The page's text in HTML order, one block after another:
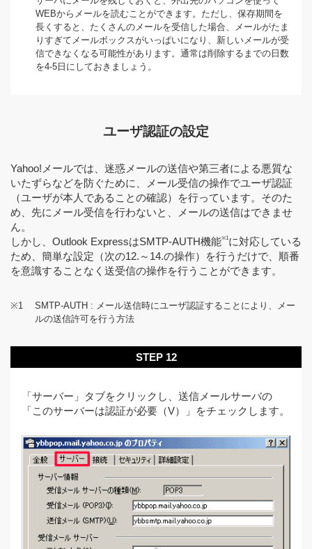
WEBからメールを読むことができます。ただし、保存期間を
長くすると、たくさんのメールを受信した場合、メールがたま
りすぎてメールボックスがいっぱいになり、新しいメールが受
信できなくなる可能性があります。通常は削除するまでの日数
を4-5日にしておきましょう。
ユーザ認証の設定
Yahoo!メールでは、迷惑メールの送信や第三者による悪質な
いたずらなどを防ぐために、メール受信の操作でユーザ認証
（ユーザが本人であることの確認）を行っています。そのた
め、先にメール受信を行わないと、メールの送信はできませ
ん。
しかし、Outlook ExpressはSMTP-AUTH機能※1に対応している
ため、簡単な設定（次の12.～14.の操作）を行うだけで、順番
を意識することなく送受信の操作を行うことができます。
※1
SMTP-AUTH : メール送信時にユーザ認証することにより、メー
ルの送信許可を行う方法
STEP 12
「サーバー」タブをクリックし、送信メールサーバの
「このサーバーは認証が必要（V）」をチェックします。